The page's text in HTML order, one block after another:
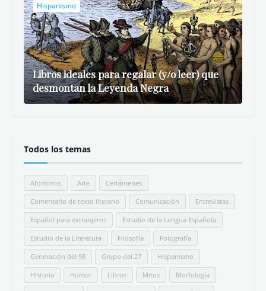
Hispanismo
Libros ideales para regalar (y/o leer) que
desmontan la Leyenda Negra
Todos los temas
Aforismos Arte Certámenes
Comentario de texto literario Comunicación Entrevistas
Español para extranjeros Estudio de la Lengua Española
Estudio de la Literatura Filosofía Fotografía
Generación del 98 Grupo del 27 Hispanismo
Historia Humor Libros Mitos Morfología